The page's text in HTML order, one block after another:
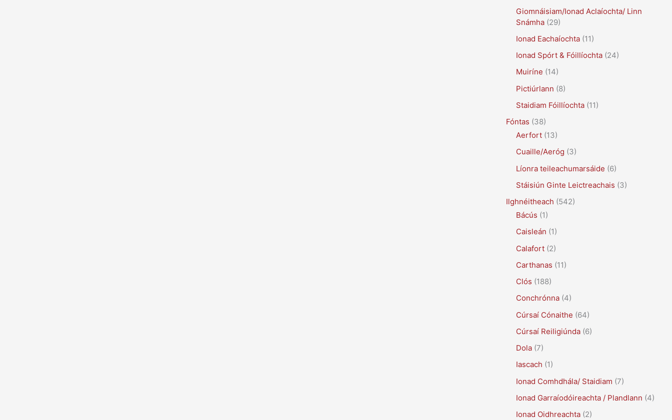
Giomnáisiam/Ionad Aclaíochta/ Linn
Snámha (29)
Ionad Eachaíochta (11)
Ionad Spórt & Fóillíochta (24)
Muiríne (14)
Pictiúrlann (8)
Staidiam Fóillíochta (11)
Fóntas (38)
Aerfort (13)
Cuaille/Aeróg (3)
Líonra teileachumarsáide (6)
Stáisiún Ginte Leictreachais (3)
Ilghnéitheach (542)
Bácús (1)
Caisleán (1)
Calafort (2)
Carthanas (11)
Clós (188)
Conchrónna (4)
Cúrsaí Cónaithe (64)
Cúrsaí Reiligiúnda (6)
Dola (7)
Iascach (1)
Ionad Comhdhála/ Staidiam (7)
Ionad Garraíodóireachta / Plandlann (4)
Ionad Oidhreachta (2)